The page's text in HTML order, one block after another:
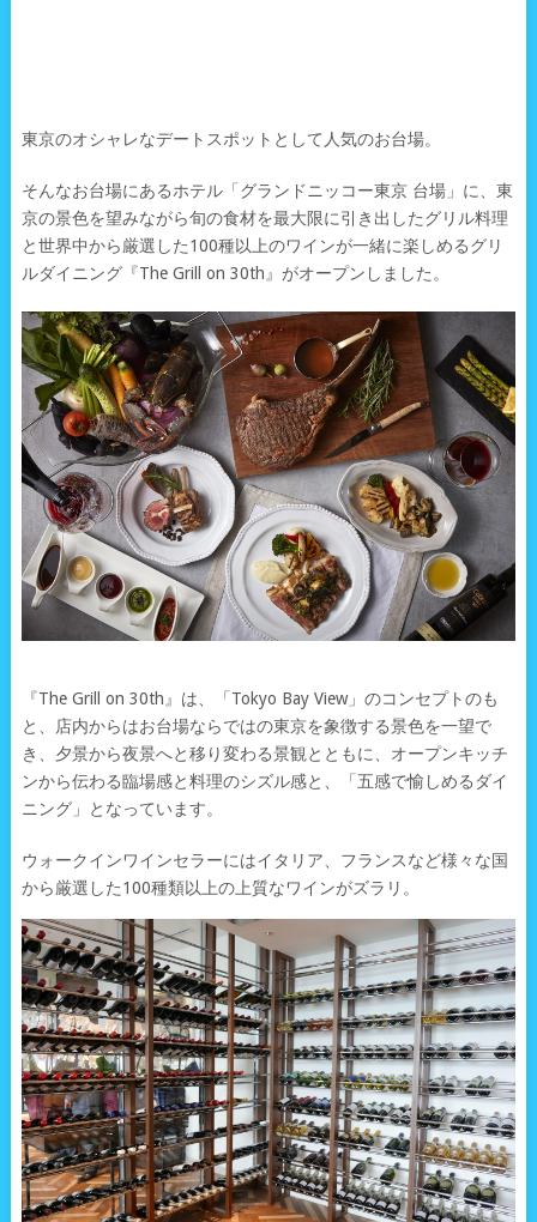
東京のオシャレなデートスポットとして人気のお台場。
そんなお台場にあるホテル「グランドニッコー東京 台場」に、東
京の景色を望みながら旬の食材を最大限に引き出したグリル料理
と世界中から厳選した100種以上のワインが一緒に楽しめるグリ
ルダイニング『The Grill on 30th』がオープンしました。
『The Grill on 30th』は、「Tokyo Bay View」のコンセプトのも
と、店内からはお台場ならではの東京を象徴する景色を一望で
き、夕景から夜景へと移り変わる景観とともに、オープンキッチ
ンから伝わる臨場感と料理のシズル感と、「五感で愉しめるダイ
ニング」となっています。
ウォークインワインセラーにはイタリア、フランスなど様々な国
から厳選した100種類以上の上質なワインがズラリ。